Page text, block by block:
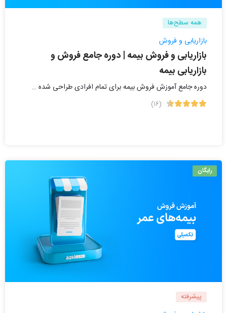
همه سطح‌ها
بازاریابی و فروش
بازاریابی و فروش بیمه | دوره جامع فروش و
بازاریابی بیمه
دوره جامع آموزش فروش بیمه برای تمام افرادی طراحی شده …
(۱۶)
رایگان
پیشرفته